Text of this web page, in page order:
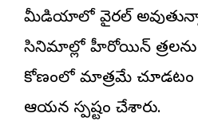
మీడియాలో వైరల్
సినిమాల్లో హీరోయిన్ పాత్రలను
కోణంలో మాత్రమే చూడటం
ఆయన స్పష్టం చేశారు.